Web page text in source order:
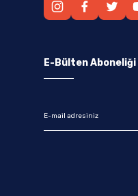
E-Bülten Aboneliği